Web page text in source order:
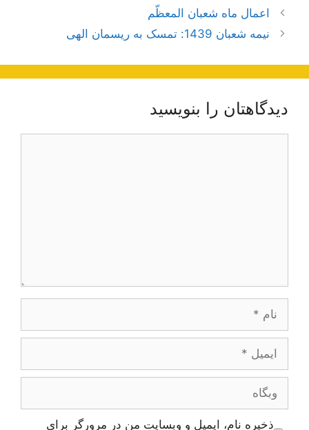
ناوبری
نوشته‌ها
اعمال ماه شعبان المعظّم
نیمه شعبان 1439: تمسک به ریسمان الهی
دیدگاهتان را بنویسید
وبگاه
ذخیره نام، ایمیل و وبسایت من در مرورگر برای